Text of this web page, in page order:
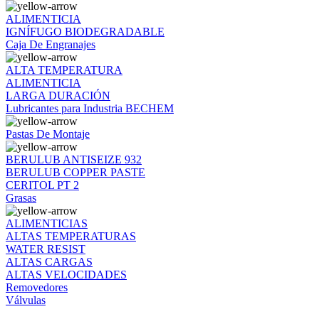
ALIMENTICIA
IGNÍFUGO BIODEGRADABLE
Caja De Engranajes
ALTA TEMPERATURA
ALIMENTICIA
LARGA DURACIÓN
Lubricantes para Industria BECHEM
Pastas De Montaje
BERULUB ANTISEIZE 932
BERULUB COPPER PASTE
CERITOL PT 2
Grasas
ALIMENTICIAS
ALTAS TEMPERATURAS
WATER RESIST
ALTAS CARGAS
ALTAS VELOCIDADES
Removedores
Válvulas